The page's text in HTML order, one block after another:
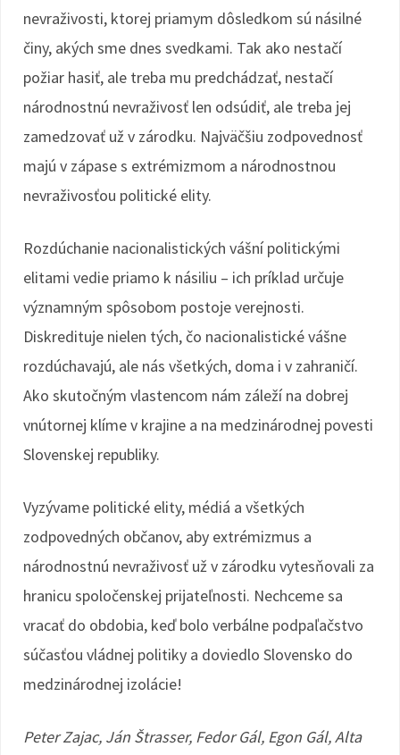
nevraživosti, ktorej priamym dôsledkom sú násilné
činy, akých sme dnes svedkami. Tak ako nestačí
požiar hasiť, ale treba mu predchádzať, nestačí
národnostnú nevraživosť len odsúdiť, ale treba jej
zamedzovať už v zárodku. Najväčšiu zodpovednosť
majú v zápase s extrémizmom a národnostnou
nevraživosťou politické elity.
Rozdúchanie nacionalistických vášní politickými
elitami vedie priamo k násiliu – ich príklad určuje
významným spôsobom postoje verejnosti.
Diskredituje nielen tých, čo nacionalistické vášne
rozdúchavajú, ale nás všetkých, doma i v zahraničí.
Ako skutočným vlastencom nám záleží na dobrej
vnútornej klíme v krajine a na medzinárodnej povesti
Slovenskej republiky.
Vyzývame politické elity, médiá a všetkých
zodpovedných občanov, aby extrémizmus a
národnostnú nevraživosť už v zárodku vytesňovali za
hranicu spoločenskej prijateľnosti. Nechceme sa
vracať do obdobia, keď bolo verbálne podpaľačstvo
súčasťou vládnej politiky a doviedlo Slovensko do
medzinárodnej izolácie!
Peter Zajac, Ján Štrasser, Fedor Gál, Egon Gál, Alta